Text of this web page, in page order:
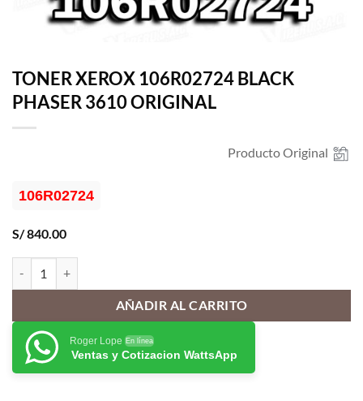
TONER XEROX 106R02724 BLACK
PHASER 3610 ORIGINAL
Producto Original
106R02724
S/840.00
AÑADIR AL CARRITO
Roger Lope En línea
Ventas y Cotizacion WattsApp